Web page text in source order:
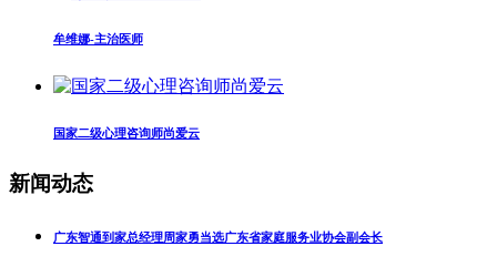
牟维娜-主治医师
国家二级心理咨询师尚爱云
新闻动态
广东智通到家总经理周家勇当选广东省家庭服务业协会副会长